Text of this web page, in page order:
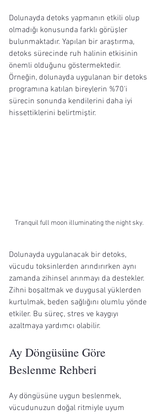
Dolunayda detoks yapmanın etkili olup
olmadığı konusunda farklı görüşler
bulunmaktadır. Yapılan bir araştırma,
detoks sürecinde ruh halinin etkisinin
önemli olduğunu göstermektedir.
Örneğin, dolunayda uygulanan bir detoks
programına katılan bireylerin %70'i
sürecin sonunda kendilerini daha iyi
hissettiklerini belirtmiştir.
Tranquil full moon illuminating the night sky.
Dolunayda uygulanacak bir detoks,
vücudu toksinlerden arındırırken aynı
zamanda zihinsel arınmayı da destekler.
Zihni boşaltmak ve duygusal yüklerden
kurtulmak, beden sağlığını olumlu yönde
etkiler. Bu süreç, stres ve kaygıyı
azaltmaya yardımcı olabilir.
Ay Döngüsüne Göre
Beslenme Rehberi
Ay döngüsüne uygun beslenmek,
vücudunuzun doğal ritmiyle uyum